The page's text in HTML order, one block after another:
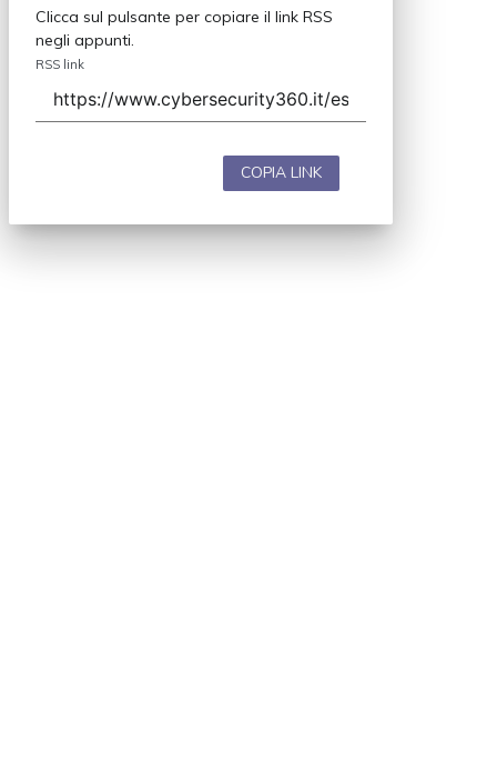
Clicca sul pulsante per copiare il link RSS
negli appunti.
RSS link
COPIA LINK